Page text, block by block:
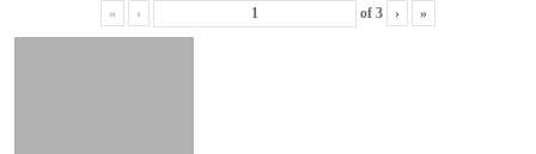
« ‹ of 3 › »